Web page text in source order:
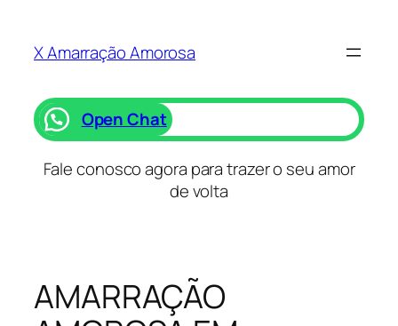
X Amarração Amorosa
Open Chat
Fale conosco agora para trazer o seu amor
de volta
AMARRAÇÃO